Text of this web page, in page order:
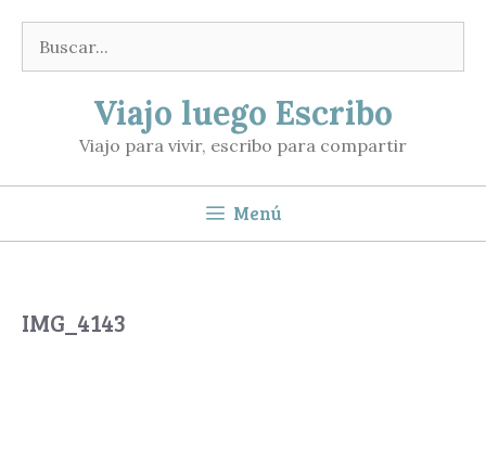
contenido
Buscar:
Viajo luego Escribo
Viajo para vivir, escribo para compartir
Menú
IMG_4143